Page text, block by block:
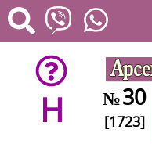
H №30
[1723]